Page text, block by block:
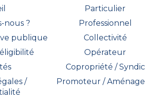
nous ?
publique
/
Particulier
Professionnel
Collectivité
Opérateur
Copropriété / Syndic
Promoteur /